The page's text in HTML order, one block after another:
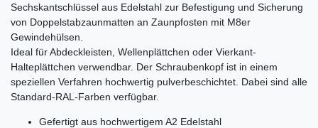
Sechskantschlüssel aus Edelstahl zur Befestigung und Sicherung
von Doppelstabzaunmatten an Zaunpfosten mit M8er
Gewindehülsen.
Ideal für Abdeckleisten, Wellenplättchen oder Vierkant-
Halteplättchen verwendbar. Der Schraubenkopf ist in einem
speziellen Verfahren hochwertig pulverbeschichtet. Dabei sind alle
Standard-RAL-Farben verfügbar.
Gefertigt aus hochwertigem A2 Edelstahl